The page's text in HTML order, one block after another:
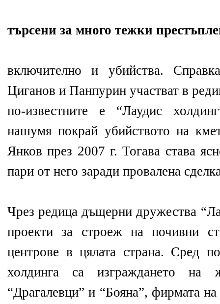
търсени за много тежки
включително и убийства.
Циганов и Панпурин участват в
по-известните е “Лаудис
нашумя покрай убийството на
Янков през 2007 г. Тогава става
пари от него заради провалена
Чрез редица дъщерни дружества
проекти за строеж на почивни
центрове в цялата страна. Сред
холдинга са изграждането на
“Драгалевци” и “Бояна”, фирмата